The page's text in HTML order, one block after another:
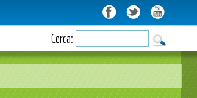
Cerca: